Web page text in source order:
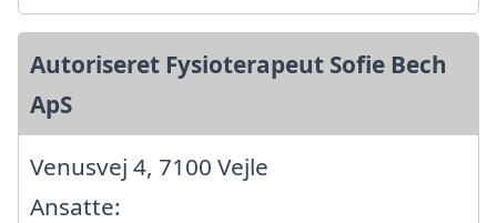
Autoriseret Fysioterapeut Sofie Bech
ApS
Venusvej 4, 7100 Vejle
Ansatte: